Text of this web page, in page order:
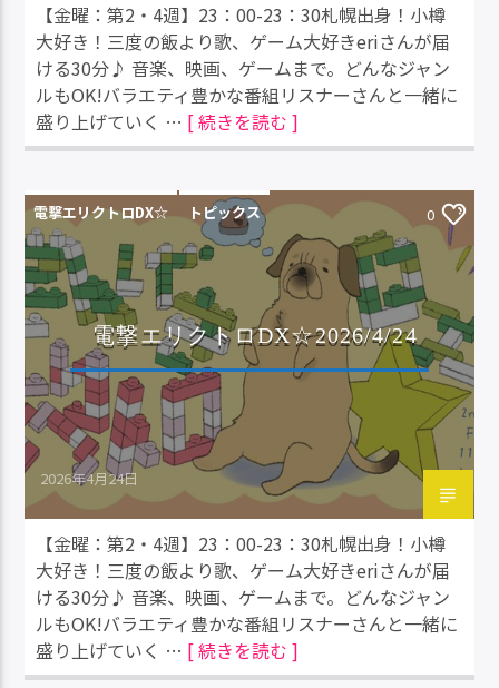
【金曜：第2・4週】23：00-23：30札幌出身！小樽
大好き！三度の飯より歌、ゲーム大好きeriさんが届
ける30分♪ 音楽、映画、ゲームまで。どんなジャン
ルもOK!バラエティ豊かな番組リスナーさんと一緒に
盛り上げていく … [ 続きを読む ]
電撃エリクトロDX☆ トピックス 0
電撃エリクトロDX☆2026/4/24
2026年4月24日
【金曜：第2・4週】23：00-23：30札幌出身！小樽
大好き！三度の飯より歌、ゲーム大好きeriさんが届
ける30分♪ 音楽、映画、ゲームまで。どんなジャン
ルもOK!バラエティ豊かな番組リスナーさんと一緒に
盛り上げていく … [ 続きを読む ]